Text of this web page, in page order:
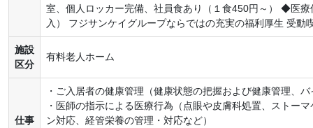
室、個人ロッカー完備、社員食あり（１食450円～） ◆医
入） フジサンケイグループならではの充実の福利厚生 受動
施設
区分
有料老人ホーム
仕事
・ご入居者の健康管理（健康状態の把握および健康管理、
・医師の指示による医療行為（点眼や皮膚科処置、ストー
ン対応、経管栄養の管理・対応など）